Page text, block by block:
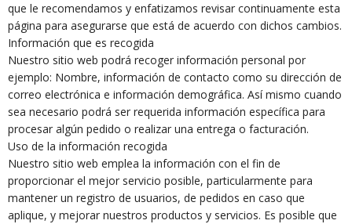
que le recomendamos y enfatizamos revisar continuamente esta
página para asegurarse que está de acuerdo con dichos cambios.
Información que es recogida
Nuestro sitio web podrá recoger información personal por
ejemplo: Nombre, información de contacto como su dirección de
correo electrónica e información demográfica. Así mismo cuando
sea necesario podrá ser requerida información específica para
procesar algún pedido o realizar una entrega o facturación.
Uso de la información recogida
Nuestro sitio web emplea la información con el fin de
proporcionar el mejor servicio posible, particularmente para
mantener un registro de usuarios, de pedidos en caso que
aplique, y mejorar nuestros productos y servicios. Es posible que